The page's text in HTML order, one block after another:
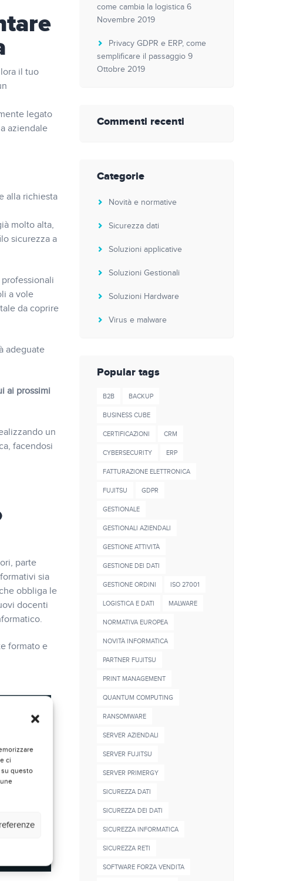
ci
su questo
il tuo
legato
aziendale
alla richiesta
molto alta,
sicurezza a
a vole
da coprire
adeguate
ai prossimi
un
facendosi
parte
sia
obbliga le
docenti
formato e
come cambia la logistica 6
Novembre 2019
Privacy GDPR e ERP, come
semplificare il passaggio 9
Ottobre 2019
Commenti recenti
Categorie
Novità e normative
Sicurezza dati
Soluzioni applicative
Soluzioni Gestionali
Soluzioni Hardware
Virus e malware
Popular tags
B2B BACKUP
BUSINESS CUBE
CERTIFICAZIONI CRM
CYBERSECURITY ERP
FATTURAZIONE ELETTRONICA
FUJITSU GDPR
GESTIONALE
GESTIONALI AZIENDALI
GESTIONE ATTIVITÀ
GESTIONE DEI DATI
GESTIONE ORDINI ISO 27001
LOGISTICA E DATI MALWARE
NORMATIVA EUROPEA
NOVITÀ INFORMATICA
PARTNER FUJITSU
PRINT MANAGEMENT
QUANTUM COMPUTING
RANSOMWARE
SERVER AZIENDALI
SERVER FUJITSU
SERVER PRIMERGY
SICUREZZA DATI
SICUREZZA DEI DATI
SICUREZZA INFORMATICA
SICUREZZA RETI
SOFTWARE FORZA VENDITA